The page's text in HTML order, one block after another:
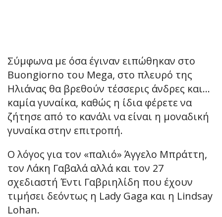
Σύμφωνα με όσα έγιναν ειπώθηκαν στο
Buongiorno του Mega, στο πλευρό της
Ηλιάνας θα βρεθούν τέσσερις άνδρες και…
καμία γυναίκα, καθώς η ίδια φέρετε να
ζήτησε από το κανάλι να είναι η μοναδική
γυναίκα στην επιτροπή.
Ο λόγος για τον «παλιό» Άγγελο Μπράττη,
τον Λάκη Γαβαλά αλλά και τον 27
σχεδιαστή Έντι Γαβριηλίδη που έχουν
τιμήσει δεόντως η Lady Gaga και η Lindsay
Lohan.